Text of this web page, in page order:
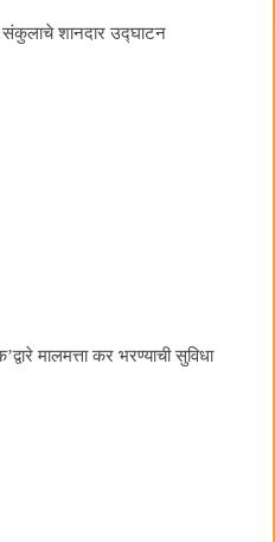
संकुलाचे शानदार उद्घाटन
मालमत्ता कर भरण्याची सुविधा